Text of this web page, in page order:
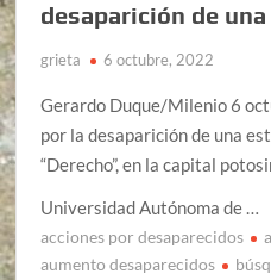
desaparición de
grieta 6 octubre, 2022
Gerardo Duque/Milenio 6
por la desaparición de una
“Derecho”, en la capital
Universidad Autónoma de …
acciones por desaparecidos
aumento desaparecidos